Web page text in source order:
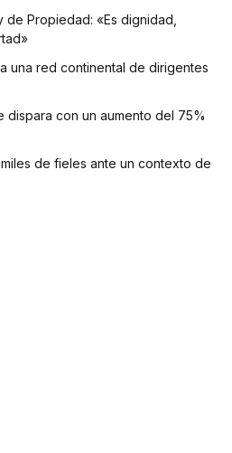
Propiedad: «Es dignidad,
una red continental de dirigentes
dispara con un aumento del 75%
de fieles ante un contexto de